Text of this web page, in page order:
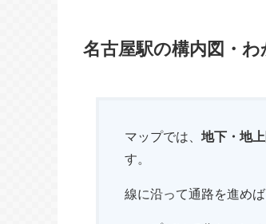
名古屋駅の構内図・
マップでは、 地下・地
す。
線に沿って通路を進め